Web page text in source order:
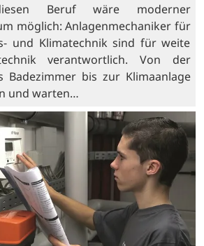
Beruf wäre moderner
möglich: Anlagenmechaniker für
und Klimatechnik sind für weite
verantwortlich. Von der
Badezimmer bis zur Klimaanlage
und warten…